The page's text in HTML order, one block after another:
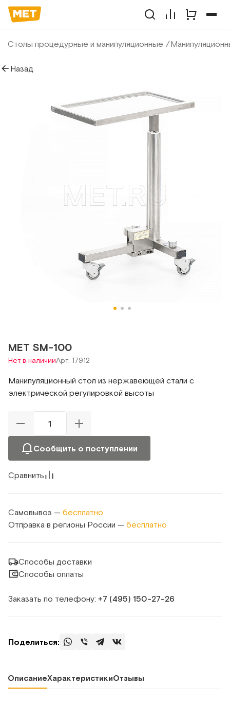
Столы процедурные и манипуляционные
Назад
MET SM-100
Нет в наличииАрт. 17912
Манипуляционный стол из нержавеющей стали с
электрической регулировкой высоты
Сообщить о поступлении
Сравнить
Самовывоз — бесплатно
Отправка в регионы России — бесплатно
Способы доставки
Способы оплаты
Заказать по телефону: +7 (495) 150‑27‑26
Поделиться:
ОписаниеХарактеристикиОтзывы